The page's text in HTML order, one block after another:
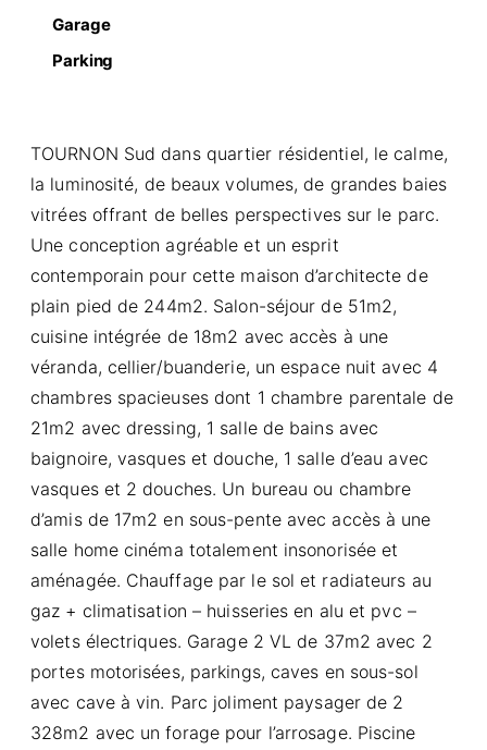
Garage
Parking
TOURNON Sud dans quartier résidentiel, le calme,
la luminosité, de beaux volumes, de grandes baies
vitrées offrant de belles perspectives sur le parc.
Une conception agréable et un esprit
contemporain pour cette maison d’architecte de
plain pied de 244m2. Salon-séjour de 51m2,
cuisine intégrée de 18m2 avec accès à une
véranda, cellier/buanderie, un espace nuit avec 4
chambres spacieuses dont 1 chambre parentale de
21m2 avec dressing, 1 salle de bains avec
baignoire, vasques et douche, 1 salle d’eau avec
vasques et 2 douches. Un bureau ou chambre
d’amis de 17m2 en sous-pente avec accès à une
salle home cinéma totalement insonorisée et
aménagée. Chauffage par le sol et radiateurs au
gaz + climatisation – huisseries en alu et pvc –
volets électriques. Garage 2 VL de 37m2 avec 2
portes motorisées, parkings, caves en sous-sol
avec cave à vin. Parc joliment paysager de 2
328m2 avec un forage pour l’arrosage. Piscine